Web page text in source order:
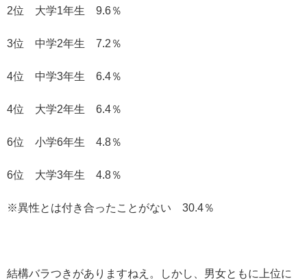
2位 大学1年生 9.6％
3位 中学2年生 7.2％
4位 中学3年生 6.4％
4位 大学2年生 6.4％
6位 小学6年生 4.8％
6位 大学3年生 4.8％
※異性とは付き合ったことがない 30.4％
結構バラつきがありますねえ。しかし、男女ともに上位に